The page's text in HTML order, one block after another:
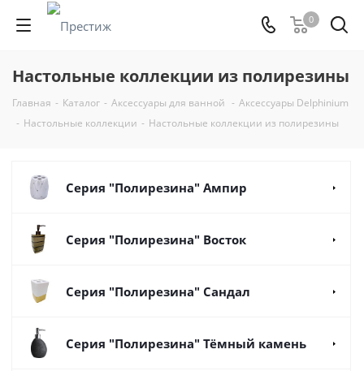
0
Настольные коллекции из полирезины
Главная - Каталог - Аксессуары для ванной - Аксессуары Delphinium
- Настольные коллекции - Настольные коллекции из полирезины
Серия "Полирезина" Ампир
Серия "Полирезина" Восток
Серия "Полирезина" Сандал
Серия "Полирезина" Тёмный камень